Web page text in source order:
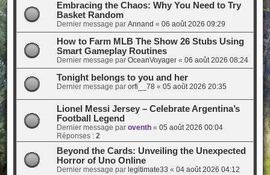
Embracing the Chaos: Why You Need to Try
Basket Random
Dernier message par Annand « 06 août 2026 09:29
How to Farm MLB The Show 26 Stubs Using
Smart Gameplay Routines
Dernier message par OceanVoyager« 06 août 2026 08:24
Tonight belongs to you and her
Dernier message par orfi__78 « 05 août 2026 20:35
Lionel Messi Jersey – Celebrate Argentina’s
Football Legend
Dernier message par oventh« 05 août 2026 00:04
Réponses : 2
Beyond the Cards: Unveiling the Unexpected
Horror of Uno Online
Dernier message par legitimate33 « 04 août 2026 04:12